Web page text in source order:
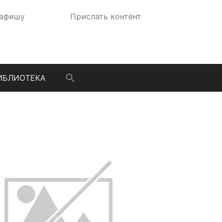
Прислать контент